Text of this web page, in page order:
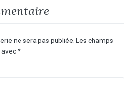
ne sera pas publiée. Les champs
avec*